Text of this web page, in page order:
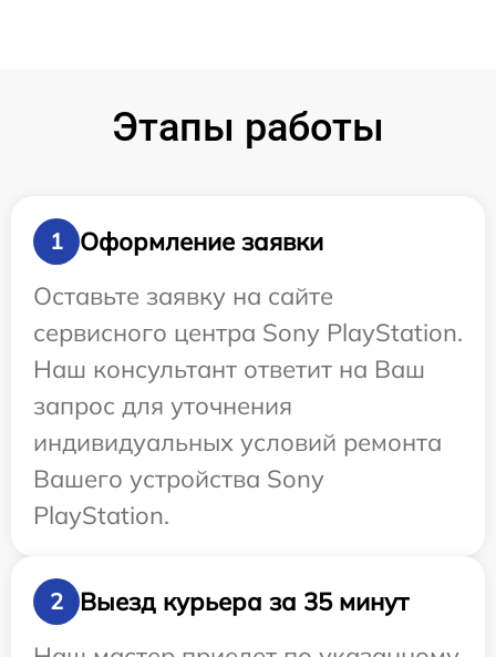
Этапы работы
1
Оформление заявки
Оставьте заявку на сайте
сервисного центра Sony PlayStation.
Наш консультант ответит на Ваш
запрос для уточнения
индивидуальных условий ремонта
Вашего устройства Sony
PlayStation.
2
Выезд курьера за 35 минут